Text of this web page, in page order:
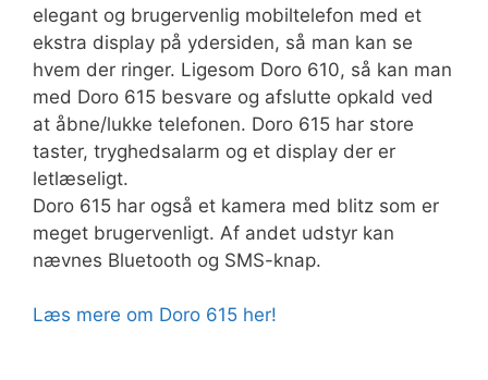
elegant og brugervenlig mobiltelefon med et
ekstra display på ydersiden, så man kan se
hvem der ringer. Ligesom Doro 610, så kan man
med Doro 615 besvare og afslutte opkald ved
at åbne/lukke telefonen. Doro 615 har store
taster, tryghedsalarm og et display der er
letlæseligt.
Doro 615 har også et kamera med blitz som er
meget brugervenligt. Af andet udstyr kan
nævnes Bluetooth og SMS-knap.
Læs mere om Doro 615 her!